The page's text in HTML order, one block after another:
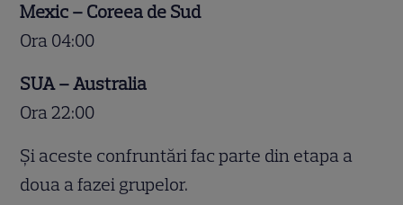
Mexic – Coreea de Sud
Ora 04:00
SUA – Australia
Ora 22:00
Și aceste confruntări fac parte din etapa a
doua a fazei grupelor.